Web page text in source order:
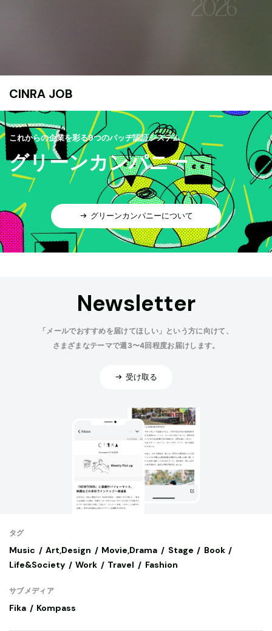
CINRA JOB
これからの企業を彩る9つのバッヂ認証システム
グリーンカンパニー
グリーンカンパニーについて
Newsletter
「メールでおすすめを届けてほしい」という方に向けて、
さまざまなテーマで週3〜4回程度お届けします。
受け取る
タグ
Music Art,Design Movie,Drama Stage
Book
Life&Society
Work Travel Fashion
サブメディア
Fika Kompass